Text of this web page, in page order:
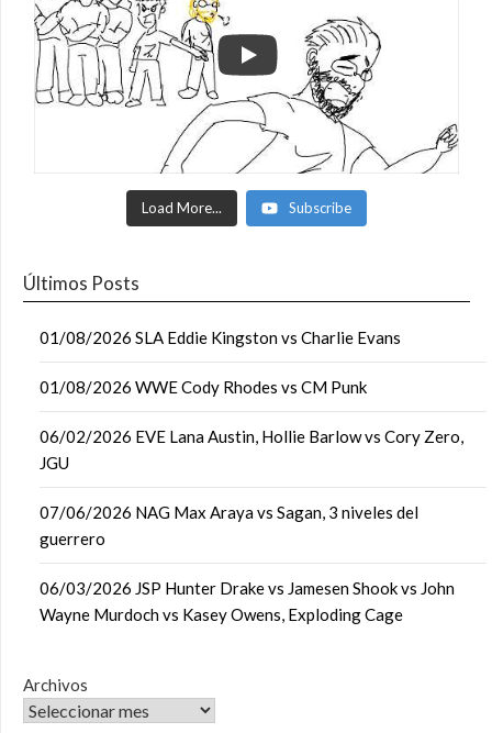
Load More... Subscribe
Últimos Posts
01/08/2026 SLA Eddie Kingston vs Charlie Evans
01/08/2026 WWE Cody Rhodes vs CM Punk
06/02/2026 EVE Lana Austin, Hollie Barlow vs Cory Zero,
JGU
07/06/2026 NAG Max Araya vs Sagan, 3 niveles del
guerrero
06/03/2026 JSP Hunter Drake vs Jamesen Shook vs John
Wayne Murdoch vs Kasey Owens, Exploding Cage
Archivos